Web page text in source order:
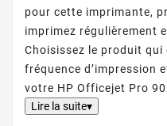
pour cette imprimante,
imprimez régulièrement
Choisissez le produit
fréquence d’impression
votre HP Officejet Pro
Lire la suite▾